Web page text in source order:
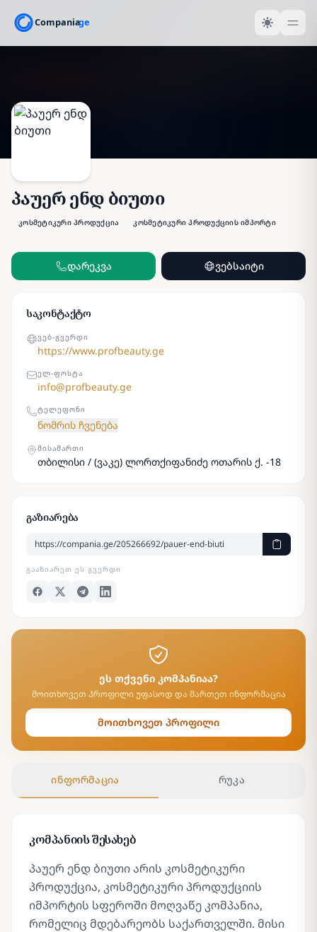
პაუერ ენდ ბიუთი
კოსმეტიკური პროდუქცია კოსმეტიკური პროდუქციის იმპორტი
დარეკვა ვებსაიტი
საკონტაქტო
ᲕᲔᲑ-ᲒᲕᲔᲠᲓᲘ
https://www.profbeauty.ge
ᲔᲚ-ᲤᲝᲡᲢᲐ
info@profbeauty.ge
ᲢᲔᲚᲔᲤᲝᲜᲘ
ნომრის ჩვენება
ᲛᲘᲡᲐᲛᲐᲠᲗᲘ
თბილისი / (ვაკე) ლორთქიფანიძე ოთარის ქ. -18
გაზიარება
ᲒᲐᲐᲖᲘᲐᲠᲔᲗ ᲔᲡ ᲒᲕᲔᲠᲓᲘ
ეს თქვენი კომპანიაა?
მოითხოვეთ პროფილი უფასოდ და მართეთ ინფორმაცია
მოითხოვეთ პროფილი
ინფორმაცია რუკა
კომპანიის შესახებ
პაუერ ენდ ბიუთი არის კოსმეტიკური
პროდუქცია, კოსმეტიკური პროდუქციის
იმპორტის სფეროში მოღვაწე კომპანია,
რომელიც მდებარეობს საქართველში. მისი